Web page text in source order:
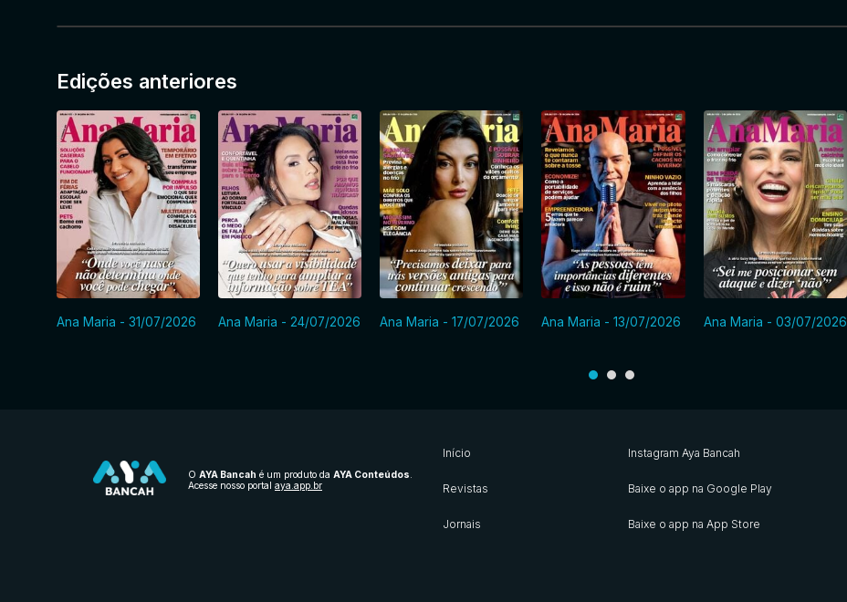
Edições anteriores
Ana Maria - 31/07/2026 Ana Maria - 24/07/2026 Ana Maria - 17/07/2026 Ana Maria - 13/07/2026 Ana Maria - 03/07/2026
O AYA Bancah é um produto da AYA Conteúdos
Acesse nosso portal aya.app.br
Início
Revistas
Jornais
Instagram Aya Bancah
Baixe o app na Google Play
Baixe o app na App Store